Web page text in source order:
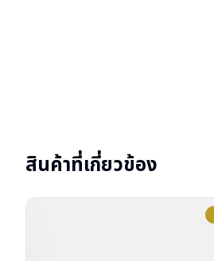
สินค้าที่เกี่ยวข้อง